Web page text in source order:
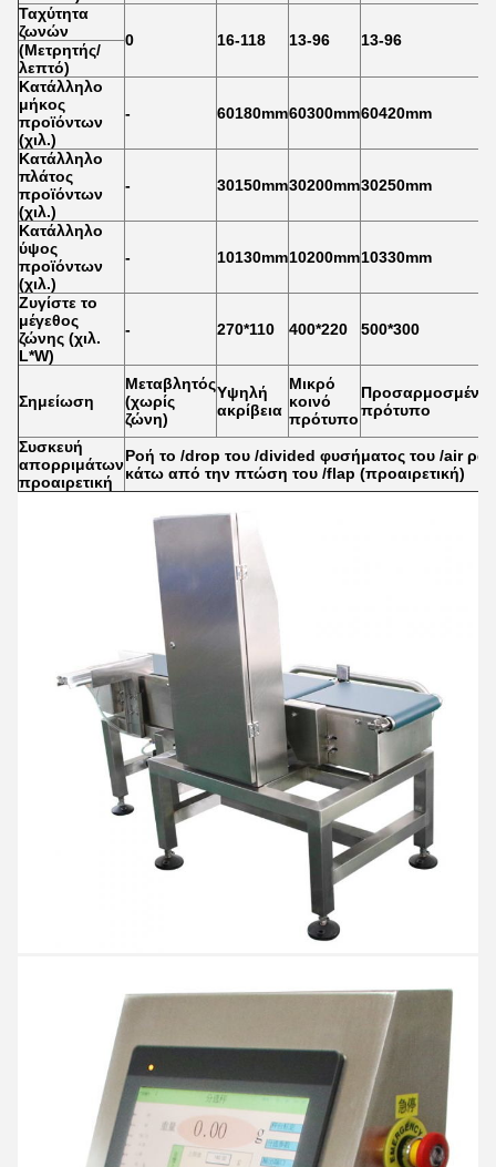
Ταχύτητα
ζωνών
0 16-118 13-96 13-96
(Μετρητής/
λεπτό)
Κατάλληλο
μήκος
προϊόντων
(χιλ.)
- 60180mm60300mm60420mm
Κατάλληλο
πλάτος
προϊόντων
(χιλ.)
- 30150mm30200mm30250mm
Κατάλληλο
ύψος
προϊόντων
(χιλ.)
- 10130mm10200mm10330mm
Ζυγίστε το
μέγεθος
ζώνης (χιλ.
L*W)
- 270*110 400*220 500*300
Σημείωση
Μεταβλητός
(χωρίς
ζώνη)
Υψηλή
ακρίβεια
Μικρό
κοινό
πρότυπο
Προσαρμοσμένο
πρότυπο
Συσκευή
απορριμάτων
προαιρετική
Ροή το /drop του /divided φυσήματος του /air
κάτω από την πτώση του /flap (προαιρετική)